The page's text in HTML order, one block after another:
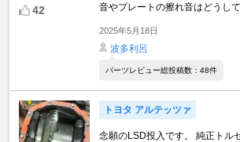
42
音やプレートの擦れ音はどうし
2025年5月18日
波多利呂
パーツレビュー総投稿数：48件
トヨタ アルテッツァ
念願のLSD投入です。 純正トル